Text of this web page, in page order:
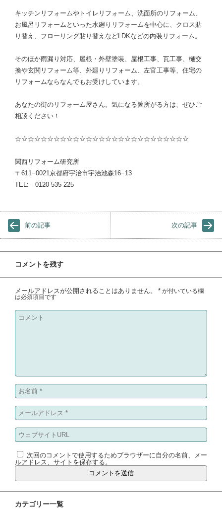
キッチンリフォームやトイレリフォーム、洗面所のリフォーム、
お風呂リフォームといった水廻りリフォームを中心に、クロス貼
り替え、フローリング貼り替えなどLDKなどの内装リフォーム。
そのほか雨漏り対応、屋根・外壁塗装、屋根工事、瓦工事、樋交
換や玄関リフォーム等、外廻りリフォーム、左官工事等、住宅の
リフォームならなんでもお受けしています。
あなたの街のリフォーム屋さん。気になる箇所がる方は、ぜひご
相談ください！
☆☆☆☆☆☆☆☆☆☆☆☆☆☆☆☆☆☆☆☆☆☆☆☆☆☆☆
関西リフォーム研究所
〒611−0021京都府宇治市宇治池森16−13
TEL: 0120-535-225
前の記事 次の記事
コメントを残す
メールアドレスが公開されることはありません。 * が付いている欄
は必須項目です
次回のコメントで使用するためブラウザーに自分の名前、メー
ルアドレス、サイトを保存する。
カテゴリー一覧